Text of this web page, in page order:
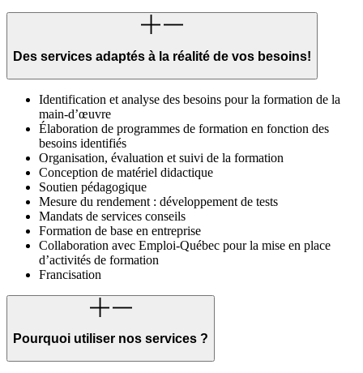
Des services adaptés à la réalité de vos besoins!
Identification et analyse des besoins pour la formation de la
main-d’œuvre
Élaboration de programmes de formation en fonction des
besoins identifiés
Organisation, évaluation et suivi de la formation
Conception de matériel didactique
Soutien pédagogique
Mesure du rendement : développement de tests
Mandats de services conseils
Formation de base en entreprise
Collaboration avec Emploi-Québec pour la mise en place
d’activités de formation
Francisation
Pourquoi utiliser nos services ?